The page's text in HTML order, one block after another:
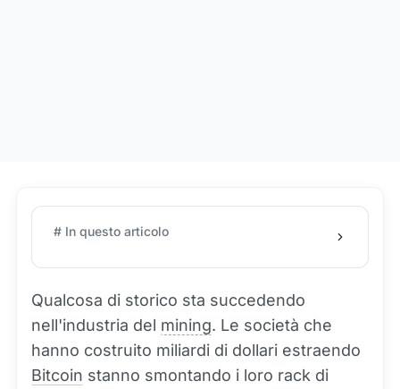
# In questo articolo
Qualcosa di storico sta succedendo
nell'industria del mining. Le società che
hanno costruito miliardi di dollari estraendo
Bitcoin stanno smontando i loro rack di